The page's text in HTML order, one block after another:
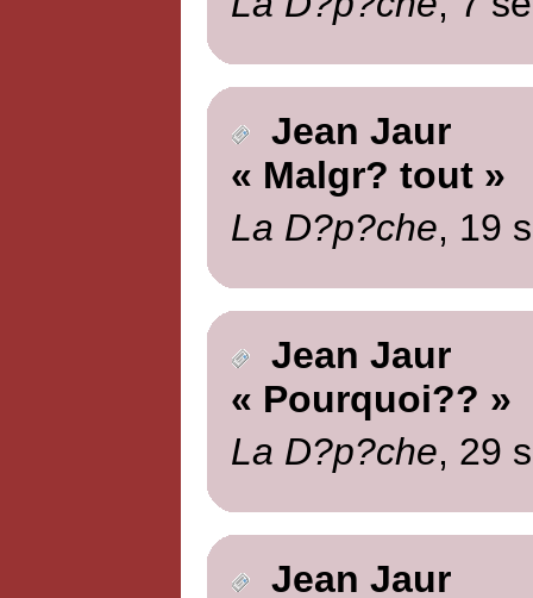
Jean Jaur
« Malgr? tout »
La D?p?che, 19
Jean Jaur
« Pourquoi?? »
La D?p?che, 29
Jean Jaur